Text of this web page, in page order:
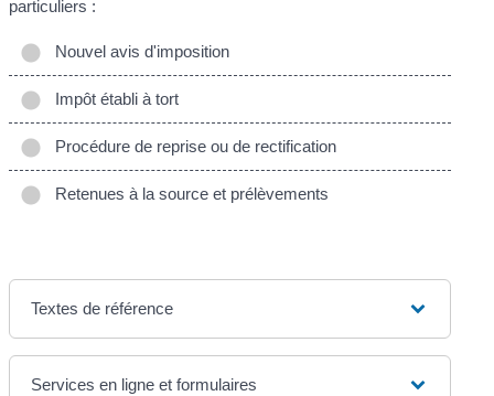
particuliers :
Nouvel avis d'imposition
Impôt établi à tort
Procédure de reprise ou de rectification
Retenues à la source et prélèvements
Textes de référence
Services en ligne et formulaires